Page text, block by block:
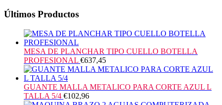
Últimos Productos
MESA DE PLANCHAR TIPO CUELLO BOTELLA
PROFESIONAL €637,45
GUANTE MALLA METALICO PARA CORTE AZUL L
TALLA 5/4 €102,96